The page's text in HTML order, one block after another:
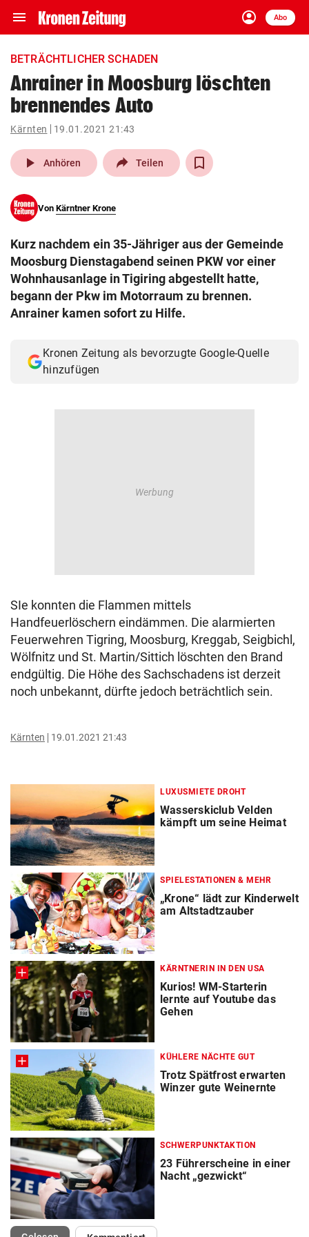
menu Navigation
ein-/ausklappen
account_circle
Anmelden
Abo
close Schließen
account_circle Anmelden
pin_drop
Wien arrow_right
search
eingeben
BETRÄCHTLICHER SCHADEN
Anrainer in Moosburg löschten
brennendes Auto
Kärnten 19.01.2021 21:43
play_arrow Anhören Teilen
Von Kärntner Krone
Kurz nachdem ein 35-Jähriger aus der Gemeinde
Moosburg Dienstagabend seinen PKW vor einer
Wohnhausanlage in Tigiring abgestellt hatte,
begann der Pkw im Motorraum zu brennen.
Anrainer kamen sofort zu Hilfe.
Kronen Zeitung als bevorzugte Google-Quelle
hinzufügen
SIe konnten die Flammen mittels
Handfeuerlöschern eindämmen. Die alarmierten
Feuerwehren Tigring, Moosburg, Kreggab, Seigbichl,
Wölfnitz und St. Martin/Sittich löschten den Brand
endgültig. Die Höhe des Sachschadens ist derzeit
noch unbekannt, dürfte jedoch beträchtlich sein.
Kärnten 19.01.2021 21:43
LUXUSMIETE DROHT
Wasserskiclub Velden
kämpft um seine Heimat
SPIELESTATIONEN & MEHR
„Krone“ lädt zur Kinderwelt
am Altstadtzauber
KÄRNTNERIN IN DEN USA
Kurios! WM-Starterin
lernte auf Youtube das
Gehen
KÜHLERE NÄCHTE GUT
Trotz Spätfrost erwarten
Winzer gute Weinernte
SCHWERPUNKTAKTION
23 Führerscheine in einer
Nacht „gezwickt“